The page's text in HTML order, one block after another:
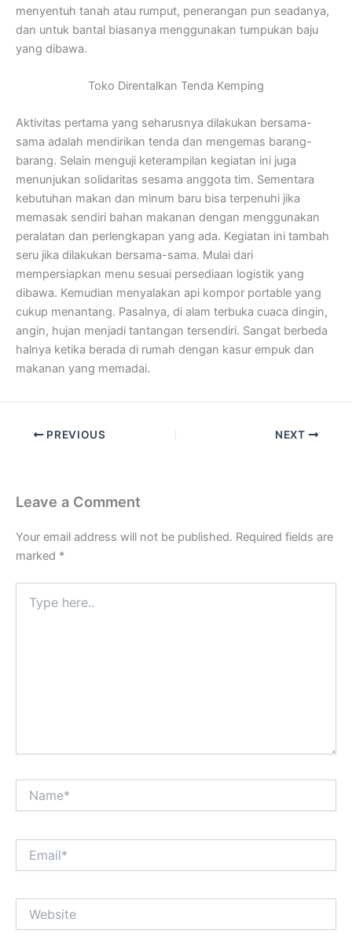
menyentuh tanah atau rumput, penerangan pun seadanya,
dan untuk bantal biasanya menggunakan tumpukan baju
yang dibawa.
Toko Direntalkan Tenda Kemping
Aktivitas pertama yang seharusnya dilakukan bersama-
sama adalah mendirikan tenda dan mengemas barang-
barang. Selain menguji keterampilan kegiatan ini juga
menunjukan solidaritas sesama anggota tim. Sementara
kebutuhan makan dan minum baru bisa terpenuhi jika
memasak sendiri bahan makanan dengan menggunakan
peralatan dan perlengkapan yang ada. Kegiatan ini tambah
seru jika dilakukan bersama-sama. Mulai dari
mempersiapkan menu sesuai persediaan logistik yang
dibawa. Kemudian menyalakan api kompor portable yang
cukup menantang. Pasalnya, di alam terbuka cuaca dingin,
angin, hujan menjadi tantangan tersendiri. Sangat berbeda
halnya ketika berada di rumah dengan kasur empuk dan
makanan yang memadai.
PREVIOUS NEXT
Leave a Comment
Your email address will not be published. Required fields are
marked *
here..